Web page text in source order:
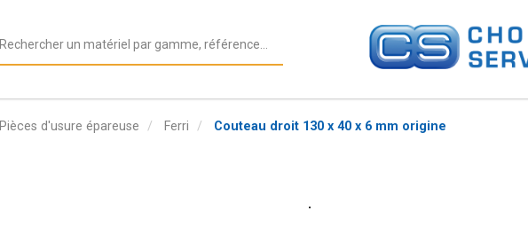
Pièces d'usure épareuse Ferri Couteau droit 130 x 40 x 6 mm origine